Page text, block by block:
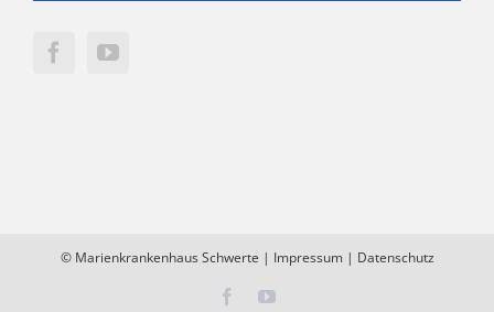
© Marienkrankenhaus Schwerte | Impressum| Datenschutz
FacebookYouTube